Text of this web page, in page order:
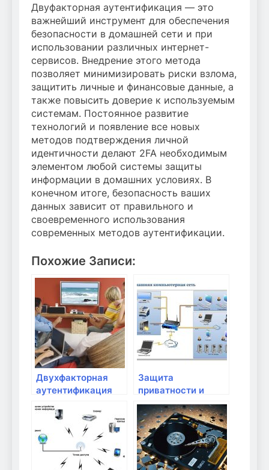
Двуфакторная аутентификация — это
важнейший инструмент для обеспечения
безопасности в домашней сети и при
использовании различных интернет-
сервисов. Внедрение этого метода
позволяет минимизировать риски взлома,
защитить личные и финансовые данные, а
также повысить доверие к используемым
системам. Постоянное развитие
технологий и появление все новых
методов подтверждения личной
идентичности делают 2FA необходимым
элементом любой системы защиты
информации в домашних условиях. В
конечном итоге, безопасность ваших
данных зависит от правильного и
своевременного использования
современных методов аутентификации.
Похожие Записи:
Двухфакторная
аутентификация
безопасности
Защита
приватности и
персональных
данных в
домашней сети